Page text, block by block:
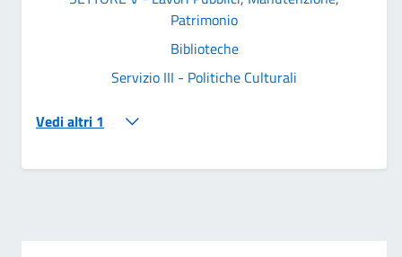
Patrimonio
Biblioteche
Servizio III - Politiche Culturali
Vedi altri 1